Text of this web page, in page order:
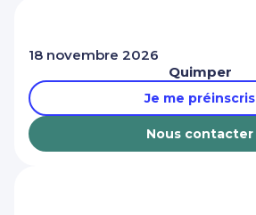
18 novembre 2026
Quimper
Je me préinscris
Nous contacter